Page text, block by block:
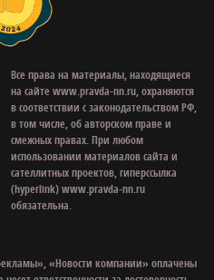
Все права на материалы, находящиеся
на сайте www.pravda-nn.ru, охраняются
в соответствии с законодательством РФ,
в том числе, об авторском праве и
смежных правах. При любом
использовании материалов сайта и
сателлитных проектов, гиперссылка
(hyperlink) www.pravda-nn.ru
обязательна.
«Новости компании» оплачены